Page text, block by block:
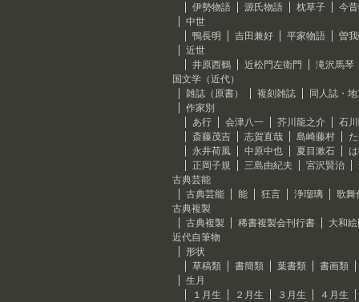
伊勢物語
源氏物語 枕草子
今
中世
鴨長明
吉田兼好 平家物語
曽
近世
井原西鶴
近松門左衛門
滝沢馬琴
国文学（近代）
雑誌（原書）
複刻雑誌
同人誌・
作家別
あ行
会津八一 芥川龍之介
石
斎藤茂吉
志賀直哉 島崎藤村
永井荷風
中原中也 夏目漱石
正岡子規
三島由紀夫 宮沢賢治
古典芸能
古典芸能
能 狂言 浄瑠璃
歌舞
古典複製
古典複製
稀書複製会刊行書
大和
近代自筆物
形状
草稿類
書簡類 葉書類
書画類
生月
１月生
２月生 ３月生
４月生